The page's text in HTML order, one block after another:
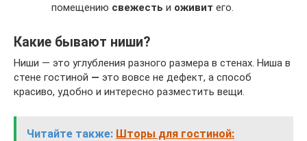
помещению свежесть и оживит его.
Какие бывают ниши?
Ниши — это углубления разного размера в стенах. Ниша в
стене гостиной — это вовсе не дефект, а способ
красиво, удобно и интересно разместить вещи.
Читайте также: Шторы для гостиной: